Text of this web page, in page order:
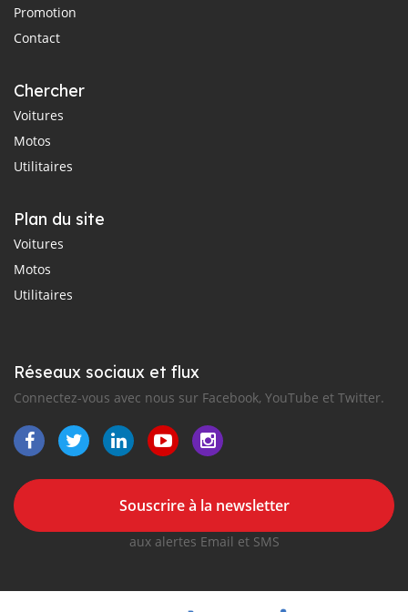
Promotion
Contact
Chercher
Voitures
Motos
Utilitaires
Plan du site
Voitures
Motos
Utilitaires
Réseaux sociaux et flux
Connectez-vous avec nous sur Facebook, YouTube et Twitter.
Souscrire à la newsletter
aux alertes Email et SMS